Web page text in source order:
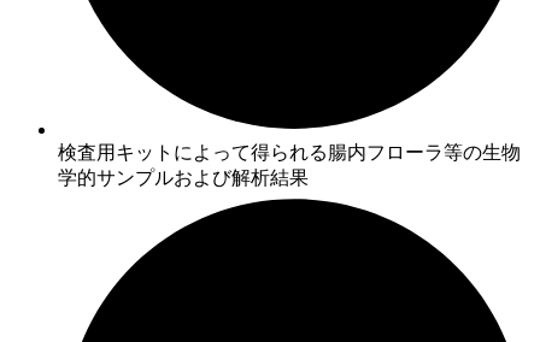
検査用キットによって得られる腸内フローラ等の生物
学的サンプルおよび解析結果